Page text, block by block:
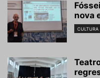
nova
CULTURA